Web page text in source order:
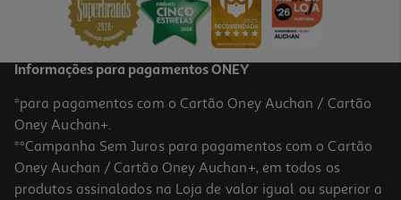
Informações para pagamentos ONEY
*para pagamentos com o Cartão Oney Auchan / Cartão
Oney Auchan+.
**Campanha Sem Juros para pagamentos com o Cartão
Oney Auchan / Cartão Oney Auchan+, em todos os
produtos assinalados na Loja de valor igual ou superior a